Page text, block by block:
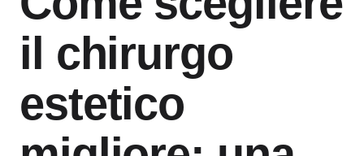
il chirurgo
estetico